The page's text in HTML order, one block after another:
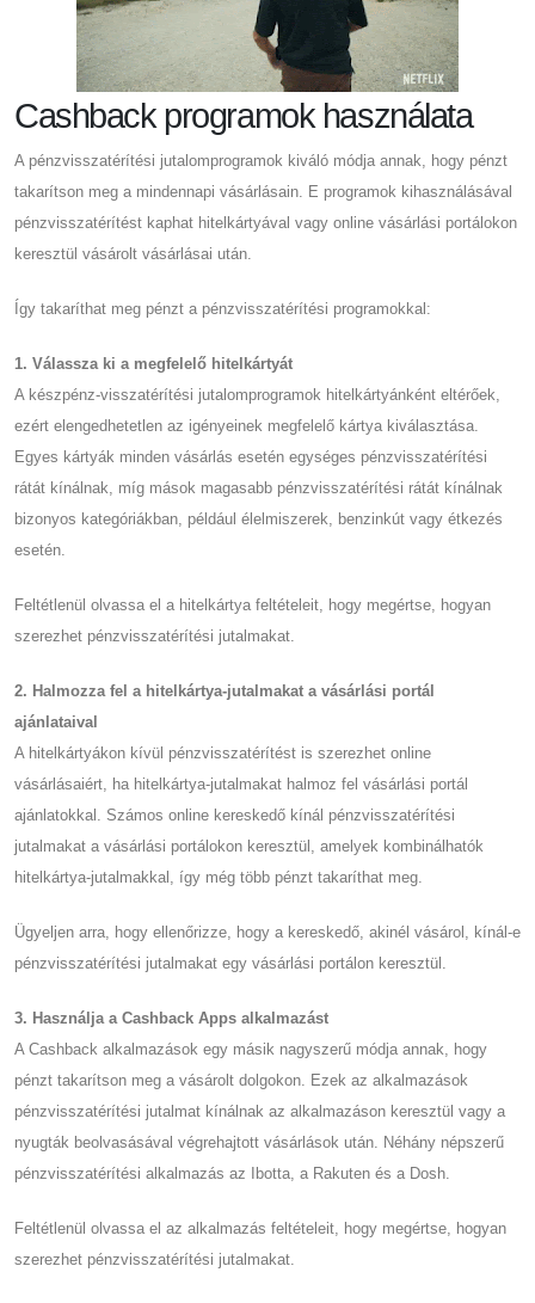
Cashback programok használata
A pénzvisszatérítési jutalomprogramok kiváló módja annak, hogy pénzt
takarítson meg a mindennapi vásárlásain. E programok kihasználásával
pénzvisszatérítést kaphat hitelkártyával vagy online vásárlási portálokon
keresztül vásárolt vásárlásai után.
Így takaríthat meg pénzt a pénzvisszatérítési programokkal:
1. Válassza ki a megfelelő hitelkártyát
A készpénz-visszatérítési jutalomprogramok hitelkártyánként eltérőek,
ezért elengedhetetlen az igényeinek megfelelő kártya kiválasztása.
Egyes kártyák minden vásárlás esetén egységes pénzvisszatérítési
rátát kínálnak, míg mások magasabb pénzvisszatérítési rátát kínálnak
bizonyos kategóriákban, például élelmiszerek, benzinkút vagy étkezés
esetén.
Feltétlenül olvassa el a hitelkártya feltételeit, hogy megértse, hogyan
szerezhet pénzvisszatérítési jutalmakat.
2. Halmozza fel a hitelkártya-jutalmakat a vásárlási portál
ajánlataival
A hitelkártyákon kívül pénzvisszatérítést is szerezhet online
vásárlásaiért, ha hitelkártya-jutalmakat halmoz fel vásárlási portál
ajánlatokkal. Számos online kereskedő kínál pénzvisszatérítési
jutalmakat a vásárlási portálokon keresztül, amelyek kombinálhatók
hitelkártya-jutalmakkal, így még több pénzt takaríthat meg.
Ügyeljen arra, hogy ellenőrizze, hogy a kereskedő, akinél vásárol, kínál-e
pénzvisszatérítési jutalmakat egy vásárlási portálon keresztül.
3. Használja a Cashback Apps alkalmazást
A Cashback alkalmazások egy másik nagyszerű módja annak, hogy
pénzt takarítson meg a vásárolt dolgokon. Ezek az alkalmazások
pénzvisszatérítési jutalmat kínálnak az alkalmazáson keresztül vagy a
nyugták beolvasásával végrehajtott vásárlások után. Néhány népszerű
pénzvisszatérítési alkalmazás az Ibotta, a Rakuten és a Dosh.
Feltétlenül olvassa el az alkalmazás feltételeit, hogy megértse, hogyan
szerezhet pénzvisszatérítési jutalmakat.